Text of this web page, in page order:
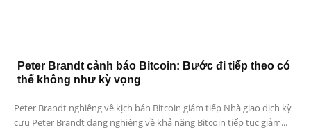
Peter Brandt cảnh báo Bitcoin: Bước đi tiếp theo có
thể không như kỳ vọng
Peter Brandt nghiêng về kịch bản Bitcoin giảm tiếp Nhà giao dịch kỳ
cựu Peter Brandt đang nghiêng về khả năng Bitcoin tiếp tục giảm...